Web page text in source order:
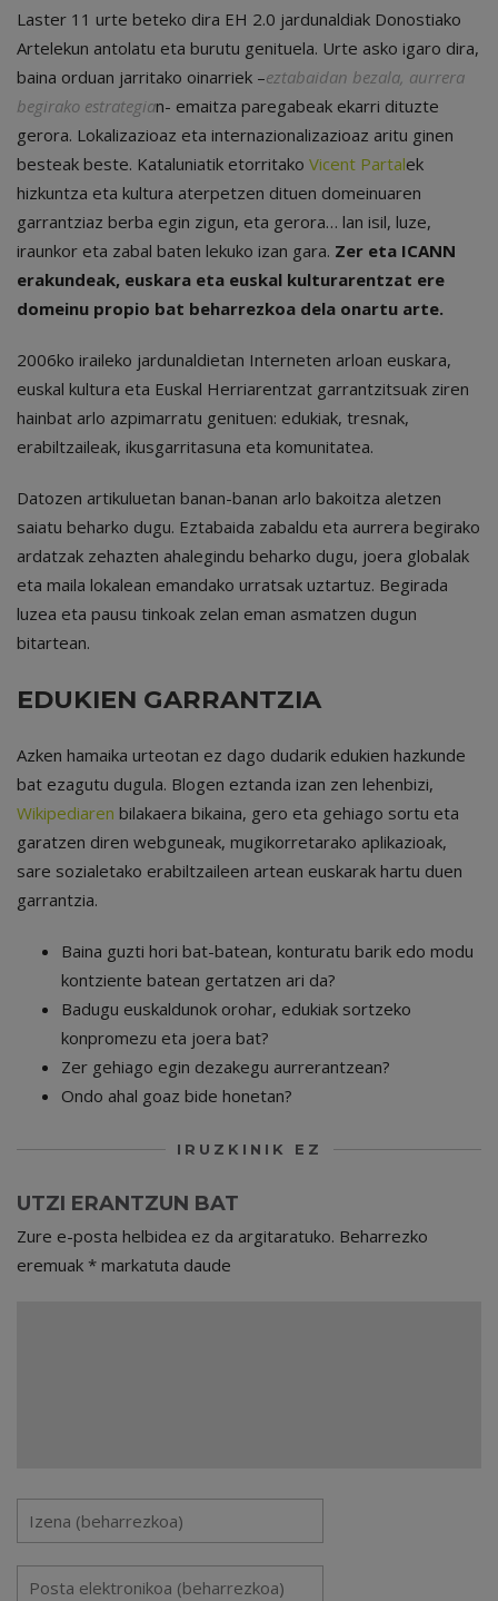
Laster 11 urte beteko dira EH 2.0 jardunaldiak Donostiako
Artelekun antolatu eta burutu genituela. Urte asko igaro dira,
baina orduan jarritako oinarriek –eztabaidan bezala, aurrera
begirako estrategian- emaitza paregabeak ekarri dituzte
gerora. Lokalizazioaz eta internazionalizazioaz aritu ginen
besteak beste. Kataluniatik etorritako Vicent Partalek
hizkuntza eta kultura aterpetzen dituen domeinuaren
garrantziaz berba egin zigun, eta gerora… lan isil, luze,
iraunkor eta zabal baten lekuko izan gara. Zer eta ICANN
erakundeak, euskara eta euskal kulturarentzat ere
domeinu propio bat beharrezkoa dela onartu arte.
2006ko iraileko jardunaldietan Interneten arloan euskara,
euskal kultura eta Euskal Herriarentzat garrantzitsuak ziren
hainbat arlo azpimarratu genituen: edukiak, tresnak,
erabiltzaileak, ikusgarritasuna eta komunitatea.
Datozen artikuluetan banan-banan arlo bakoitza aletzen
saiatu beharko dugu. Eztabaida zabaldu eta aurrera begirako
ardatzak zehazten ahalegindu beharko dugu, joera globalak
eta maila lokalean emandako urratsak uztartuz. Begirada
luzea eta pausu tinkoak zelan eman asmatzen dugun
bitartean.
EDUKIEN GARRANTZIA
Azken hamaika urteotan ez dago dudarik edukien hazkunde
bat ezagutu dugula. Blogen eztanda izan zen lehenbizi,
Wikipediaren bilakaera bikaina, gero eta gehiago sortu eta
garatzen diren webguneak, mugikorretarako aplikazioak,
sare sozialetako erabiltzaileen artean euskarak hartu duen
garrantzia.
Baina guzti hori bat-batean, konturatu barik edo modu
kontziente batean gertatzen ari da?
Badugu euskaldunok orohar, edukiak sortzeko
konpromezu eta joera bat?
Zer gehiago egin dezakegu aurrerantzean?
Ondo ahal goaz bide honetan?
IRUZKINIK EZ
UTZI ERANTZUN BAT
Zure e-posta helbidea ez da argitaratuko. Beharrezko
eremuak * markatuta daude